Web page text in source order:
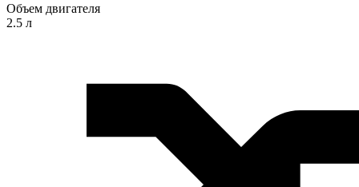
Объем двигателя
2.5 л